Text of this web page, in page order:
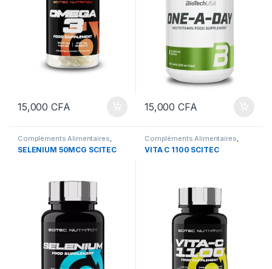
15,000CFA 15,000CFA
Compléments Alimentaires,
Nutrition sportive ,Vitamines et
sels minéraux,Vitamines et sels
SELENIUM 50MCG SCITEC
Compléments Alimentaires,
Nutrition sportive,Vitamines et
sels minéraux,Vitamines et sels
VITA C 1100 SCITEC